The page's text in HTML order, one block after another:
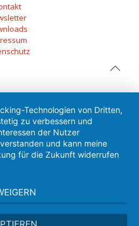
Technologien von Dritten,
zu verbessern und
der Nutzer
und kann meine
für die Zukunft widerrufen